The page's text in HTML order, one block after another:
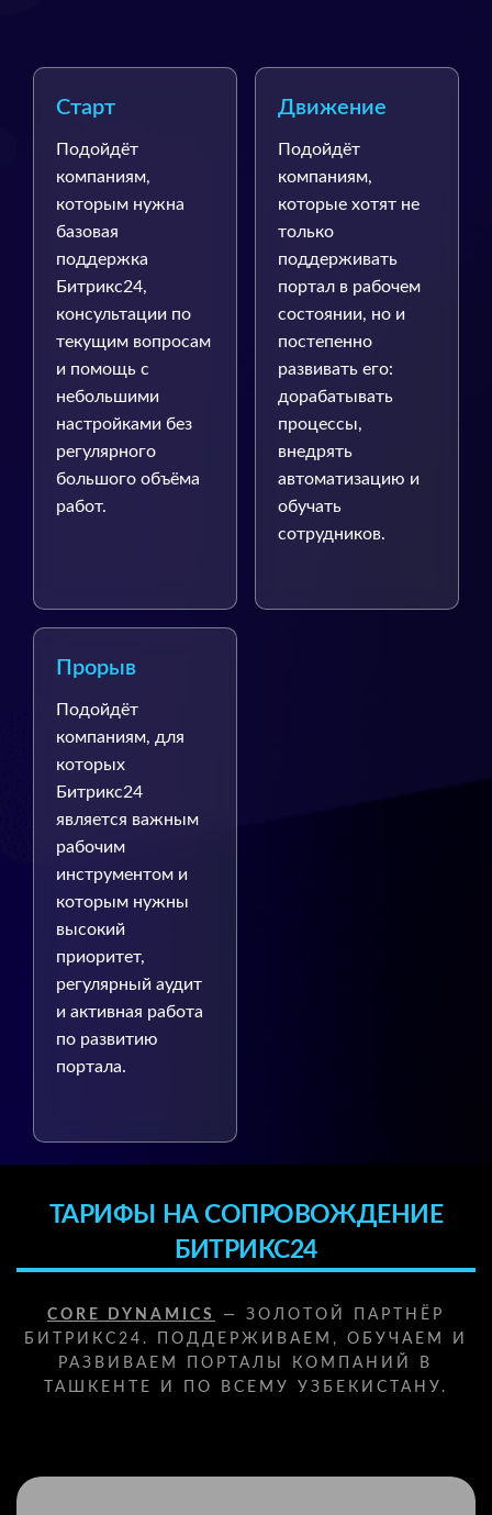
Старт
Подойдёт
компаниям,
которым нужна
базовая
поддержка
Битрикс24,
консультации по
текущим вопросам
и помощь с
небольшими
настройками без
регулярного
большого объёма
работ.
Движение
Подойдёт
компаниям,
которые хотят не
только
поддерживать
портал в рабочем
состоянии, но и
постепенно
развивать его:
дорабатывать
процессы,
внедрять
автоматизацию и
обучать
сотрудников.
Прорыв
Подойдёт
компаниям, для
которых
Битрикс24
является важным
рабочим
инструментом и
которым нужны
высокий
приоритет,
регулярный аудит
и активная работа
по развитию
портала.
ТАРИФЫ НА СОПРОВОЖДЕНИЕ
БИТРИКС24
CORE DYNAMICS
— ЗОЛОТОЙ ПАРТНЁР
БИТРИКС24. ПОДДЕРЖИВАЕМ, ОБУЧАЕМ И
РАЗВИВАЕМ ПОРТАЛЫ КОМПАНИЙ В
ТАШКЕНТЕ И ПО ВСЕМУ УЗБЕКИСТАНУ.